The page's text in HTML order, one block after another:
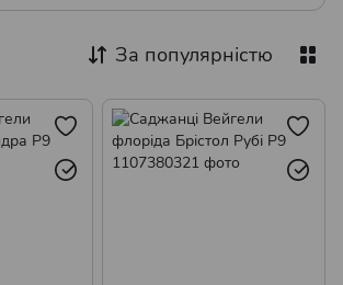
Саджанці Піраканти
Саджанці Бузини
Саджанці Мигдалю Декоративного
За популярністю